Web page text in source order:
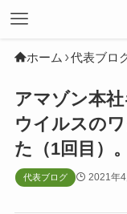
ホーム 代表ブロ
アマゾン本
ウイルスの
た（1回目）。
代表ブログ 2021年